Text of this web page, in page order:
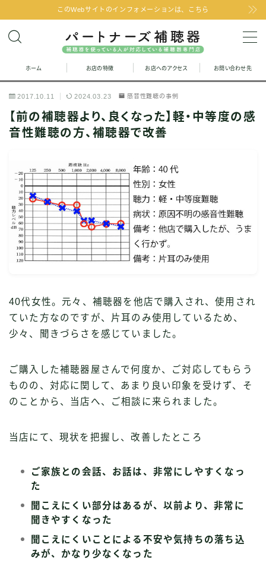
このWebサイトのインフォメーションは、こちら
MENU
お問い合わせ
お店の特徴
聞こえの改善と補聴器のFAQ
お客様の声
取り扱い補聴器
ホーム お店の特徴 お店へのアクセス お問い合わせ先
2017.10.11 2024.03.23 感音性難聴の事例
【前の補聴器より、良くなった】軽・中等度の感
音性難聴の方、補聴器で改善
40代女性。元々、補聴器を他店で購入され、使用され
ていた方なのですが、片耳のみ使用しているため、
少々、聞きづらさを感じていました。
ご購入した補聴器屋さんで何度か、ご対応してもらう
ものの、対応に関して、あまり良い印象を受けず、そ
のことから、当店へ、ご相談に来られました。
当店にて、現状を把握し、改善したところ
ご家族との会話、お話は、非常にしやすくなっ
た
聞こえにくい部分はあるが、以前より、非常に
聞きやすくなった
聞こえにくいことによる不安や気持ちの落ち込
みが、かなり少なくなった